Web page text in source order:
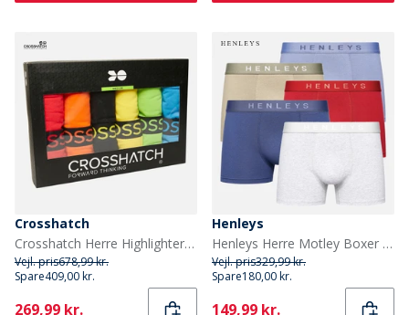
Crosshatch
Crosshatch Herre Highlighter 12-pak Boksershorts Assorteret
Vejl. pris678,99 kr.
Spare409,00 kr.
Current
269,99 kr.
Henleys
Henleys Herre Motley Boxer shorts Flerfarvet
Vejl. pris329,99 kr.
Spare180,00 kr.
Current
149,99 kr.